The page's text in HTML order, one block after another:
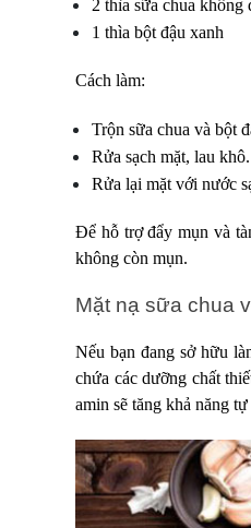
2 thìa sữa chua không
1 thìa bột đậu xanh
Cách làm:
Trộn sữa chua và bột
Rửa sạch mặt, lau
Rửa lại mặt với nước
Để hỗ trợ đẩy mụn và
không còn mụn.
Mặt nạ sữa chua
Nếu bạn đang sở hữu
chứa các dưỡng chất
amin sẽ tăng khả năng